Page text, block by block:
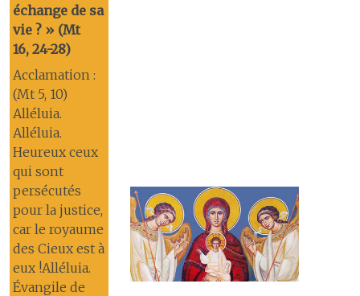
échange de sa
vie ? » (Mt
16, 24-28)
Acclamation :
(Mt 5, 10)
Alléluia.
Alléluia.
Heureux ceux
qui sont
persécutés
pour la justice,
car le royaume
des Cieux est à
eux !Alléluia.
Évangile de